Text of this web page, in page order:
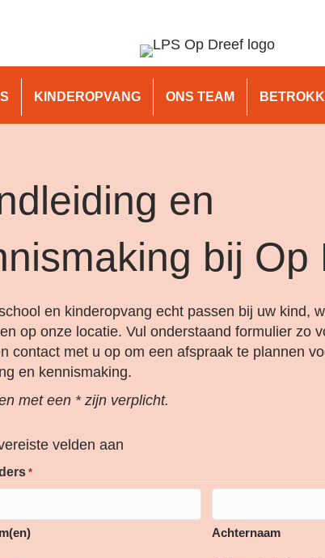
KINDEROPVANG ONS TEAM
en
bij Op
en kinderopvang echt passen bij uw kind,
op onze locatie. Vul onderstaand formulier zo
contact met u op om een afspraak te plannen
en kennismaking.
met een * zijn verplicht.
velden aan
*
Achternaam